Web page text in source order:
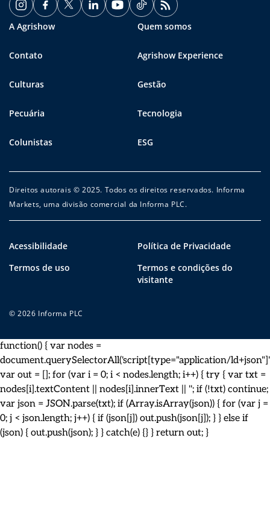
A Agrishow Quem somos
Contato Agrishow Experience
Culturas Gestão
Pecuária Tecnologia
Colunistas ESG
Direitos autorais © 2025. Todos os direitos reservados. Informa
Markets, uma divisão comercial da Informa PLC.
Acessibilidade
Política de Privacidade
Termos de uso
Termos e condições do
visitante
© 2026 Informa PLC
function() { var nodes =
document.querySelectorAll('script[type="application/
var out = []; for (var i = 0; i < nodes.length; i++) { try { var txt =
nodes[i].textContent || nodes[i].innerText || ''; if (!txt) continue;
var json = JSON.parse(txt); if (Array.isArray(json)) { for (var j =
0; j < json.length; j++) { if (json[j]) out.push(json[j]); } } else if
(json) { out.push(json); } } catch(e) {} } return out; }